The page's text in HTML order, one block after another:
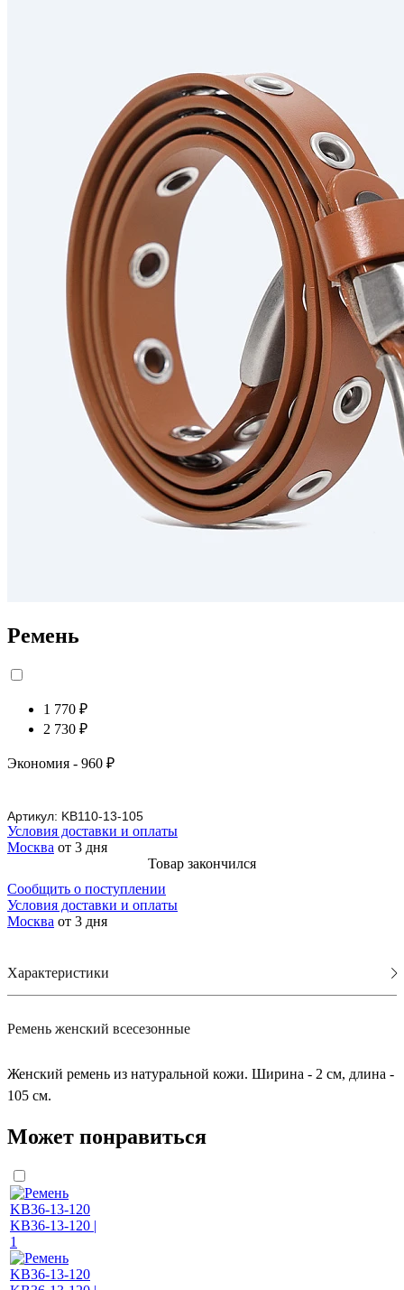
Ремень
1 770 ₽
2 730 ₽
Экономия - 960 ₽
Артикул: KB110-13-105
Условия доставки и оплаты
Москва от 3 дня
Товар закончился
Сообщить о поступлении
Условия доставки и оплаты
Москва от 3 дня
Характеристики
Ремень женский всесезонные
Женский ремень из натуральной кожи. Ширина - 2 см, длина -
105 см.
Может понравиться